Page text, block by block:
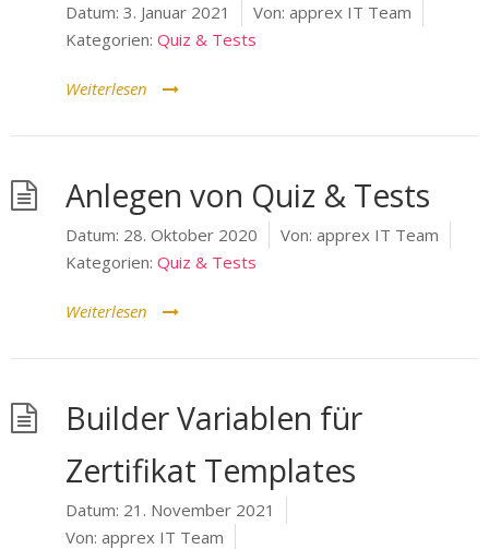
Datum: 3. Januar 2021 Von: apprex IT Team
Kategorien: Quiz & Tests
Weiterlesen
Anlegen von Quiz & Tests
Datum: 28. Oktober 2020 Von: apprex IT Team
Kategorien: Quiz & Tests
Weiterlesen
Builder Variablen für
Zertifikat Templates
Datum: 21. November 2021
Von: apprex IT Team